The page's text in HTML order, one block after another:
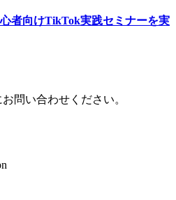
者向けTikTok実践セミナーを実
問い合わせください。